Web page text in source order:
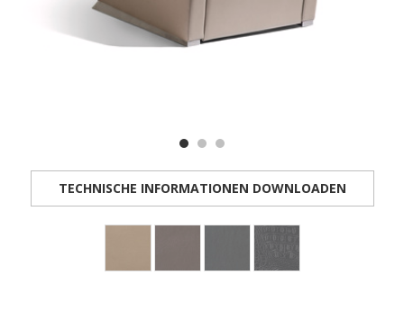
TECHNISCHE INFORMATIONEN DOWNLOADEN